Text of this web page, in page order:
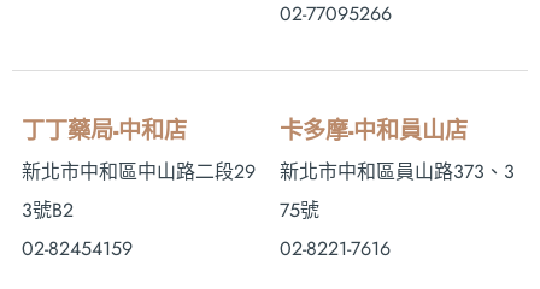
02-77095266
丁丁藥局-中和店
新北市中和區中山路二段29
3號B2
02-82454159
卡多摩-中和員山店
新北市中和區員山路373、3
75號
02-8221-7616